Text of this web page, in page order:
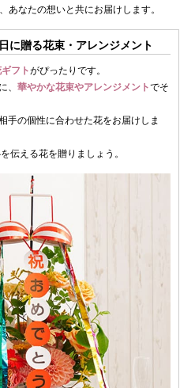
あなたの想いと共にお届けします。
に贈る花束・アレンジメント
フトがぴったりです。
、 華やかな花束やアレンジメントでそ
手の個性に合わせた花をお届けしま
伝える花を贈りましょう。